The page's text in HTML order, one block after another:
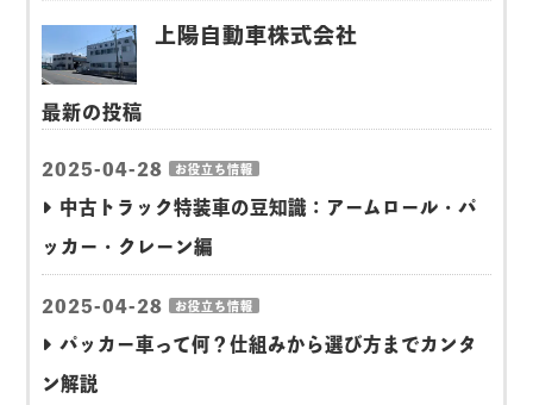
上陽自動車株式会社
最新の投稿
2025-04-28 お役立ち情報
中古トラック特装車の豆知識：アームロール・パ
ッカー・クレーン編
2025-04-28 お役立ち情報
パッカー車って何？仕組みから選び方までカンタ
ン解説